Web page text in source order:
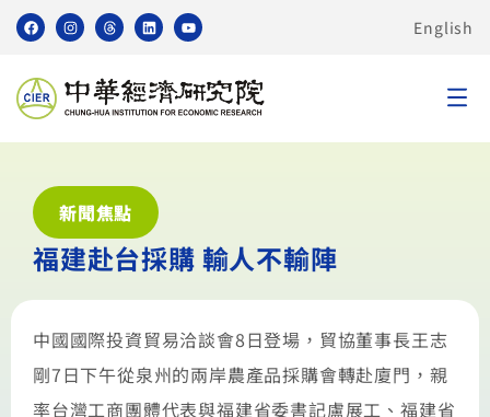
English
新聞焦點
福建赴台採購 輸人不輸陣
中國國際投資貿易洽談會8日登場，貿協董事長王志
剛7日下午從泉州的兩岸農產品採購會轉赴廈門，親
率台灣工商團體代表與福建省委書記盧展工、福建省